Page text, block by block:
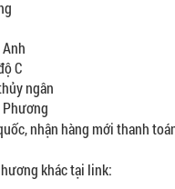
C
ngân
nhận hàng mới thanh
khác tại link: